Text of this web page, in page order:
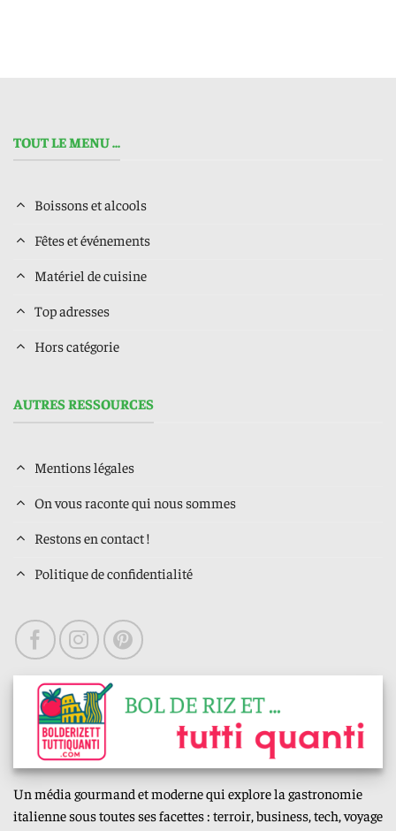
TOUT LE MENU ...
Boissons et alcools
Fêtes et événements
Matériel de cuisine
Top adresses
Hors catégorie
AUTRES RESSOURCES
Mentions légales
On vous raconte qui nous sommes
Restons en contact !
Politique de confidentialité
Un média gourmand et moderne qui explore la gastronomie
italienne sous toutes ses facettes : terroir, business, tech, voyage